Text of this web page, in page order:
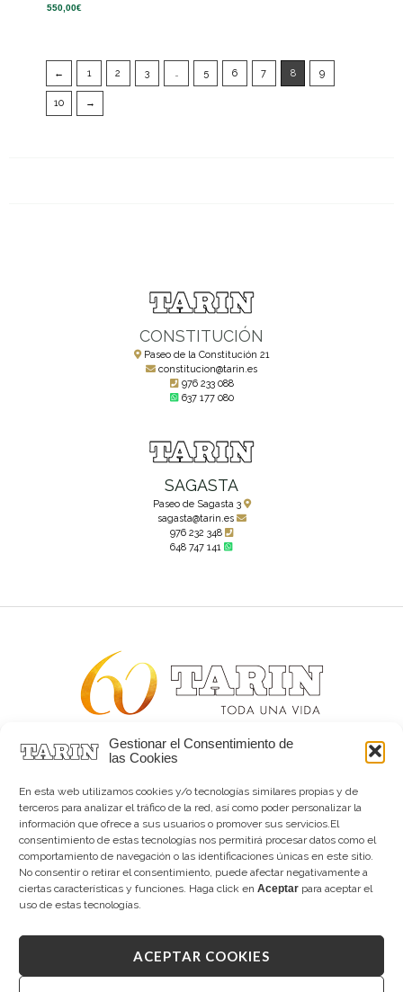
Gestionar el Consentimiento de
las Cookies
En esta web utilizamos cookies y/o tecnologías similares propias y de
terceros para analizar el tráfico de la red, así como poder personalizar la
información que ofrece a sus usuarios o promover sus servicios.El
consentimiento de estas tecnologías nos permitirá procesar datos como el
comportamiento de navegación o las identificaciones únicas en este sitio.
No consentir o retirar el consentimiento, puede afectar negativamente a
ciertas características y funciones. Haga click en Aceptar para aceptar el
uso de estas tecnologías.
ACEPTAR COOKIES
550,00€
← 1 2 3 5 6 7 8 9
10 →
CONSTITUCIÓN
Paseo de la Constitución 21
constitucion@tarin.es
976 233 088
637 177 080
SAGASTA
Paseo de Sagasta 3
sagasta@tarin.es
976 232 348
648 747 141
Alta joyería desde 1963
Tarín Magazine
Contacto
Copyright © 2026 Tarín Joyeros
Aviso legal|Política de uso|Política de privacidad